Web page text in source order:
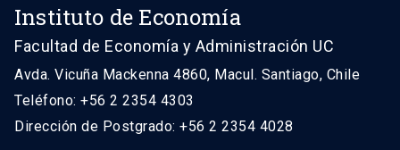
Instituto de Economía
Facultad de Economía y Administración UC
Avda. Vicuña Mackenna 4860, Macul. Santiago, Chile
Teléfono: +56 2 2354 4303
Dirección de Postgrado: +56 2 2354 4028